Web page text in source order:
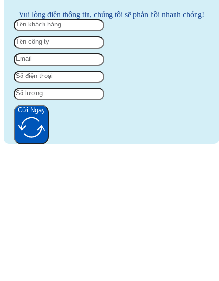
Vui lòng điền thông tin, chúng tôi sẽ phản hồi nhanh chóng!
Gửi Ngay